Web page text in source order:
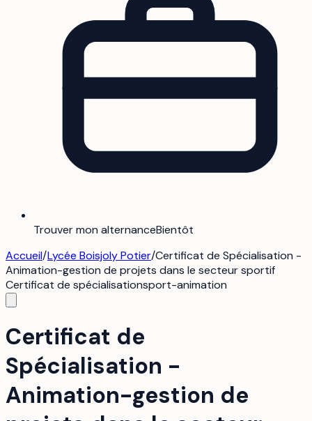
Trouver mon alternanceBientôt
Accueil/Lycée Boisjoly Potier/Certificat de Spécialisation -
Animation-gestion de projets dans le secteur sportif
Certificat de spécialisationsport-animation
Certificat de
Spécialisation -
Animation-gestion de